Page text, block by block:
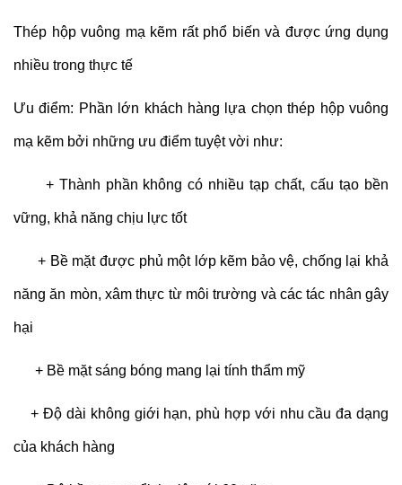
Thép hộp vuông mạ kẽm rất phổ biến và được ứng dụng
nhiều trong thực tế
Ưu điểm: Phần lớn khách hàng lựa chọn thép hộp vuông
mạ kẽm bởi những ưu điểm tuyệt vời như:
+ Thành phần không có nhiều tạp chất, cấu tạo bền
vững, khả năng chịu lực tốt
+ Bề mặt được phủ một lớp kẽm bảo vệ, chống lại khả
năng ăn mòn, xâm thực từ môi trường và các tác nhân gây
hại
+ Bề mặt sáng bóng mang lại tính thẩm mỹ
+ Độ dài không giới hạn, phù hợp với nhu cầu đa dạng
của khách hàng